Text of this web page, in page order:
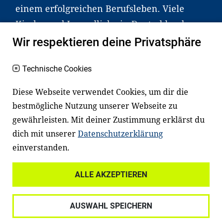
einem erfolgreichen Berufsleben. Viele
Kinder und Jugendliche in Deutschland
haben aber große Schwierigkeiten dabei.
an Familien sowie an Erzieher*innen,
Lehrer*innen und andere
Fachexpert*innen. Dafür arbeiten wir eng
mit Ministerien, wissenschaftlichen
Einrichtungen, Verbänden, Unternehmen
und anderen Stiftungen zusammen.
Datenschutz
Wir respektieren deine Privatsphäre
Technische Cookies
Diese Webseite verwendet Cookies, um dir die
bestmögliche Nutzung unserer Webseite zu
gewährleisten. Mit deiner Zustimmung erklärst du
dich mit unsererDatenschutzerklärung
einverstanden.
ALLE AKZEPTIEREN
AUSWAHL SPEICHERN